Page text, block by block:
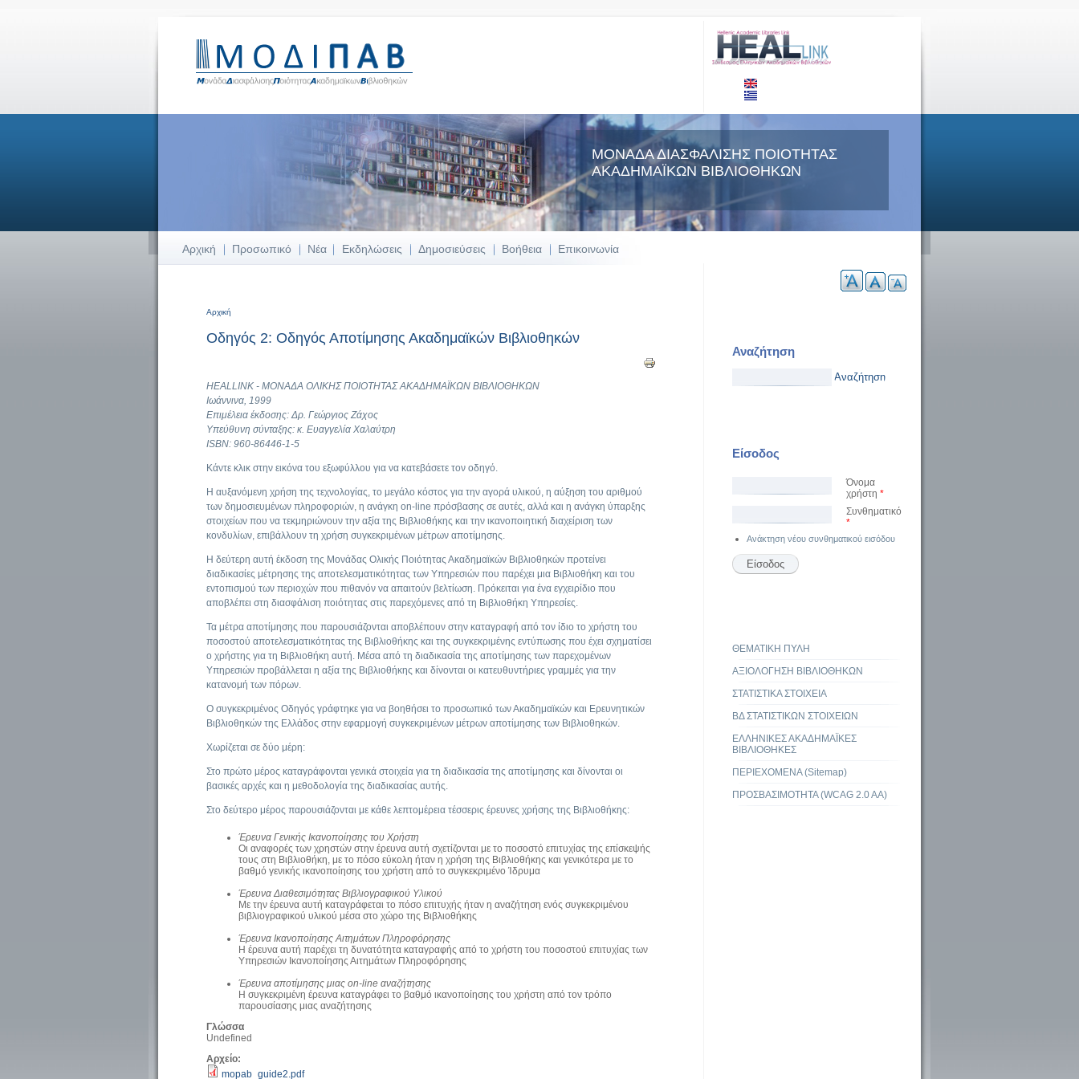
ΜΟΝΑΔΑ ΔΙΑΣΦΑΛΙΣΗΣ ΠΟΙΟΤΗΤΑΣ
ΑΚΑΔΗΜΑΪΚΩΝ ΒΙΒΛΙΟΘΗΚΩΝ
Αρχική Προσωπικό Νέα Εκδηλώσεις Δημοσιεύσεις Βοήθεια Επικοινωνία
Αρχική
Οδηγός 2: Οδηγός Αποτίμησης Ακαδημαϊκών Βιβλιοθηκών
HEALLINK - ΜΟΝΑΔΑ ΟΛΙΚΗΣ ΠΟΙΟΤΗΤΑΣ ΑΚΑΔΗΜΑΪΚΩΝ ΒΙΒΛΙΟΘΗΚΩΝ
Ιωάννινα, 1999
Επιμέλεια έκδοσης: Δρ. Γεώργιος Ζάχος
Υπεύθυνη σύνταξης: κ. Ευαγγελία Χαλαύτρη
ISBN: 960-86446-1-5
Κάντε κλικ στην εικόνα του εξωφύλλου για να κατεβάσετε τον οδηγό.
Η αυξανόμενη χρήση της τεχνολογίας, το μεγάλο κόστος για την αγορά υλικού, η αύξηση του αριθμού
των δημοσιευμένων πληροφοριών, η ανάγκη on-line πρόσβασης σε αυτές, αλλά και η ανάγκη ύπαρξης
στοιχείων που να τεκμηριώνουν την αξία της Βιβλιοθήκης και την ικανοποιητική διαχείριση των
κονδυλίων, επιβάλλουν τη χρήση συγκεκριμένων μέτρων αποτίμησης.
Η δεύτερη αυτή έκδοση της Μονάδας Ολικής Ποιότητας Ακαδημαϊκών Βιβλιοθηκών προτείνει
διαδικασίες μέτρησης της αποτελεσματικότητας των Υπηρεσιών που παρέχει μια Βιβλιοθήκη και του
εντοπισμού των περιοχών που πιθανόν να απαιτούν βελτίωση. Πρόκειται για ένα εγχειρίδιο που
αποβλέπει στη διασφάλιση ποιότητας στις παρεχόμενες από τη Βιβλιοθήκη Υπηρεσίες.
Τα μέτρα αποτίμησης που παρουσιάζονται αποβλέπουν στην καταγραφή από τον ίδιο το χρήστη του
ποσοστού αποτελεσματικότητας της Βιβλιοθήκης και της συγκεκριμένης εντύπωσης που έχει σχηματίσει
ο χρήστης για τη Βιβλιοθήκη αυτή. Μέσα από τη διαδικασία της αποτίμησης των παρεχομένων
Υπηρεσιών προβάλλεται η αξία της Βιβλιοθήκης και δίνονται οι κατευθυντήριες γραμμές για την
κατανομή των πόρων.
Ο συγκεκριμένος Οδηγός γράφτηκε για να βοηθήσει το προσωπικό των Ακαδημαϊκών και Ερευνητικών
Βιβλιοθηκών της Ελλάδος στην εφαρμογή συγκεκριμένων μέτρων αποτίμησης των Βιβλιοθηκών.
Χωρίζεται σε δύο μέρη:
Στο πρώτο μέρος καταγράφονται γενικά στοιχεία για τη διαδικασία της αποτίμησης και δίνονται οι
βασικές αρχές και η μεθοδολογία της διαδικασίας αυτής.
Στο δεύτερο μέρος παρουσιάζονται με κάθε λεπτομέρεια τέσσερις έρευνες χρήσης της Βιβλιοθήκης:
Έρευνα Γενικής Ικανοποίησης του Χρήστη
Οι αναφορές των χρηστών στην έρευνα αυτή σχετίζονται με το ποσοστό επιτυχίας της επίσκεψής
τους στη Βιβλιοθήκη, με το πόσο εύκολη ήταν η χρήση της Βιβλιοθήκης και γενικότερα με το
βαθμό γενικής ικανοποίησης του χρήστη από το συγκεκριμένο Ίδρυμα
Έρευνα Διαθεσιμότητας Βιβλιογραφικού Υλικού
Με την έρευνα αυτή καταγράφεται το πόσο επιτυχής ήταν η αναζήτηση ενός συγκεκριμένου
βιβλιογραφικού υλικού μέσα στο χώρο της Βιβλιοθήκης
Έρευνα Ικανοποίησης Αιτημάτων Πληροφόρησης
Η έρευνα αυτή παρέχει τη δυνατότητα καταγραφής από το χρήστη του ποσοστού επιτυχίας των
Υπηρεσιών Ικανοποίησης Αιτημάτων Πληροφόρησης
Έρευνα αποτίμησης μιας on-line αναζήτησης
Η συγκεκριμένη έρευνα καταγράφει το βαθμό ικανοποίησης του χρήστη από τον τρόπο
παρουσίασης μιας αναζήτησης
Γλώσσα
Undefined
Αρχείο:
mopab_guide2.pdf
Αναζήτηση
Είσοδος
Όνομα
χρήστη *
Συνθηματικό
*
Ανάκτηση νέου συνθηματικού εισόδου
ΘΕΜΑΤΙΚΗ ΠΥΛΗ
ΑΞΙΟΛΟΓΗΣΗ ΒΙΒΛΙΟΘΗΚΩΝ
ΣΤΑΤΙΣΤΙΚΑ ΣΤΟΙΧΕΙΑ
ΒΔ ΣΤΑΤΙΣΤΙΚΩΝ ΣΤΟΙΧΕΙΩΝ
ΕΛΛΗΝΙΚΕΣ ΑΚΑΔΗΜΑΪΚΕΣ
ΒΙΒΛΙΟΘΗΚΕΣ
ΠΕΡΙΕΧΟΜΕΝΑ (Sitemap)
ΠΡΟΣΒΑΣΙΜΟΤΗΤΑ (WCAG 2.0 AA)